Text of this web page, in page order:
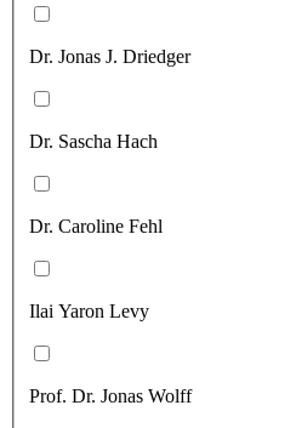
Dr. Jonas J. Driedger
Dr. Sascha Hach
Dr. Caroline Fehl
Ilai Yaron Levy
Prof. Dr. Jonas Wolff